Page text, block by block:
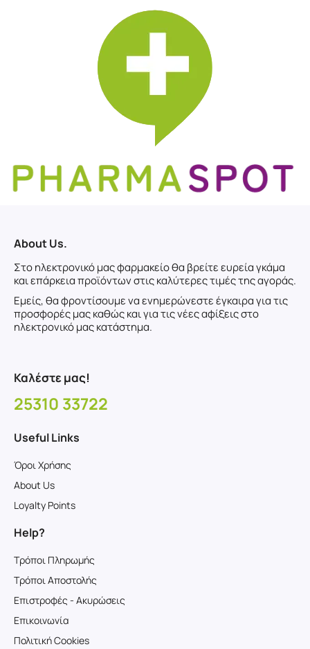
About Us.
Στο ηλεκτρονικό μας φαρμακείο θα βρείτε ευρεία γκάμα
και επάρκεια προϊόντων στις καλύτερες τιμές της αγοράς.
Εμείς, θα φροντίσουμε να ενημερώνεστε έγκαιρα για τις
προσφορές μας καθώς και για τις νέες αφίξεις στο
ηλεκτρονικό μας κατάστημα.
Καλέστε μας!
25310 33722
Useful Links
Όροι Χρήσης
About Us
Loyalty Points
Help?
Τρόποι Πληρωμής
Τρόποι Αποστολής
Επιστροφές - Ακυρώσεις
Επικοινωνία
Πολιτική Cookies